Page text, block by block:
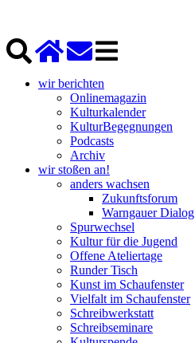
wir berichten
Onlinemagazin
Kulturkalender
KulturBegegnungen
Podcasts
Archiv
wir stoßen an!
anders wachsen
Zukunftsforum
Warngauer Dialog
Spurwechsel
Kultur für die Jugend
Offene Ateliertage
Runder Tisch
Kunst im Schaufenster
Vielfalt im Schaufenster
Schreibwerkstatt
Schreibseminare